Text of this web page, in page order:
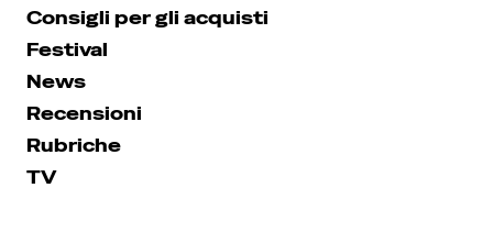
Consigli per gli acquisti
Festival
News
Recensioni
Rubriche
TV